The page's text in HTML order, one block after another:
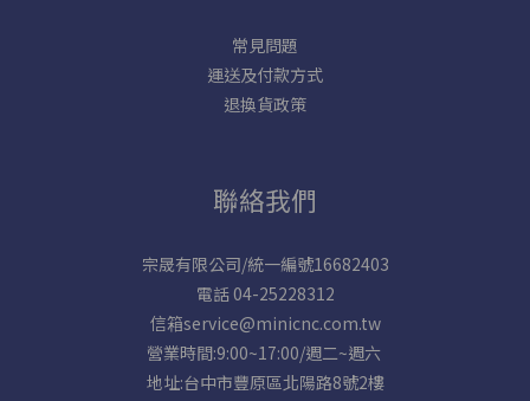
常見問題
運送及付款方式
退換貨政策
聯絡我們
宗晟有限公司/統一編號16682403
電話 04-25228312
信箱service@minicnc.com.tw
營業時間:9:00~17:00/週二~週六
地址:台中市豐原區北陽路8號2樓